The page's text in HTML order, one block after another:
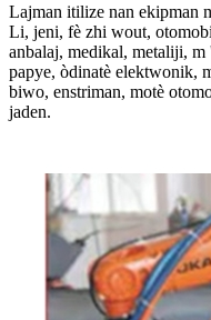
Lajman itilize nan ekipman
Li, jeni, fè zhi wout,
anbalaj, medikal, metaliji,
papye, òdinatè elektwonik,
biwo, enstriman, motè
jaden.